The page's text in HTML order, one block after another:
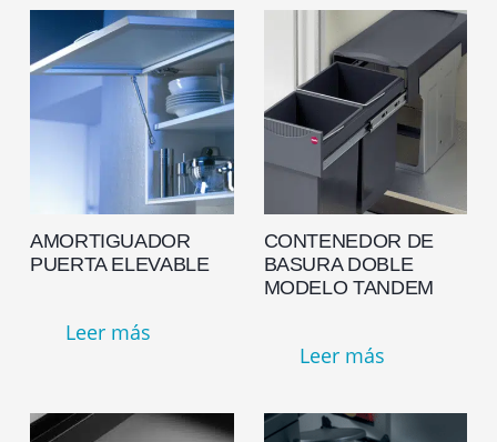
AMORTIGUADOR
PUERTA ELEVABLE
Leer más
CONTENEDOR DE
BASURA DOBLE
MODELO TANDEM
Leer más